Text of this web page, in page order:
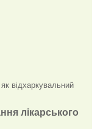
відхаркувальний
лікарського